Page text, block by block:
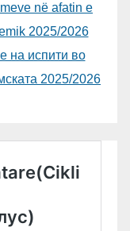
në afatin e
2025/2026
испити во
2025/2026